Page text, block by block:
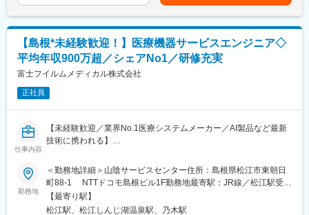
（3） 医療機関との情報連携（患者様の状況）
（4）倉庫管理（発注、返却、棚卸）
（5）代理店の対応、訪問
■スケジュール例：月～金のある1日
A.M：機台、備品の発注業務、機器や消耗品の準備 → 患者様宅で
メンテナンス１件
P.M：機器納品＆説明1件、マスク調整対応1件
夕方：引取り機器の積み下ろし、機器の返却、日報入力などの事
務処理
※月に数回、代理店への訪問あり
■未経験でも安心のサポート体制♪
◎入社後は先輩社員と一緒にOJTで学びます！
有・扶養3名）賃金はあくまでも目安の金額であり、選考を通じて
上下する可能性があります。月給(月額)は固定手当を含めた表記で
す。
【島根*未経験歓迎！】医療機器サービスエンジニア◇
平均年収900万超／シェアNo1／研修充実
富士フイルムメディカル株式会社
正社員
仕事内容
【未経験歓迎／業界No.1医療システムメーカー／AI製品など最新
技術に携われる】
これまでのご経験を、医療機器の設置・保守に活かせます。
PACS（医療用画像管理システム）やCT・MRIなどの高度な機器
を扱い、病院の診断を支える重要な仕事です。最新のAI技術やネ
ットワークシステムにも関わるため、ITスキルも身につきます。
勤務地
＜勤務地詳細＞山陰サービスセンター住所：島根県松江市東朝日
町88-1 NTTドコモ島根ビル1F勤務地最寄駅：JR線／松江駅受動
喫煙対策：屋内全面禁煙変更の範囲：会社の定める事業所（リモ
ートワーク含む）
【最寄り駅】
松江駅、松江しんじ湖温泉駅、乃木駅